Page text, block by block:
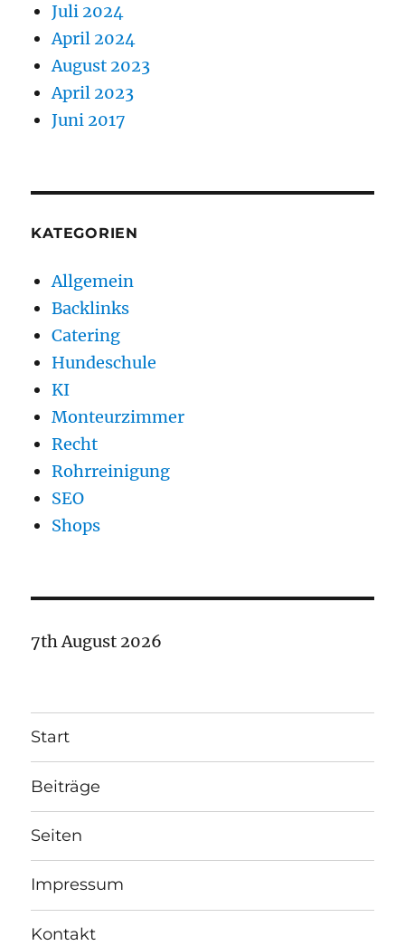
Juli 2024
April 2024
August 2023
April 2023
Juni 2017
KATEGORIEN
Allgemein
Backlinks
Catering
Hundeschule
KI
Monteurzimmer
Recht
Rohrreinigung
SEO
Shops
7th August 2026
Start
Beiträge
Seiten
Impressum
Kontakt